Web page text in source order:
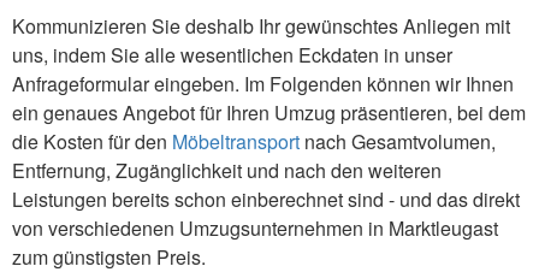
Kommunizieren Sie deshalb Ihr gewünschtes Anliegen mit
uns, indem Sie alle wesentlichen Eckdaten in unser
Anfrageformular eingeben. Im Folgenden können wir Ihnen
ein genaues Angebot für Ihren Umzug präsentieren, bei dem
die Kosten für den Möbeltransport nach Gesamtvolumen,
Entfernung, Zugänglichkeit und nach den weiteren
Leistungen bereits schon einberechnet sind - und das direkt
von verschiedenen Umzugsunternehmen in Marktleugast
zum günstigsten Preis.